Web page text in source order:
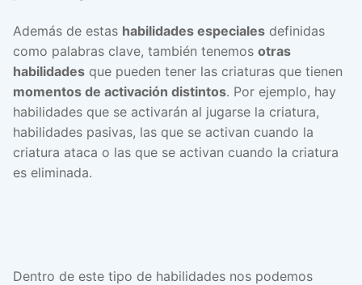
Además de estas habilidades especiales definidas
como palabras clave, también tenemos otras
habilidades que pueden tener las criaturas que tienen
momentos de activación distintos. Por ejemplo, hay
habilidades que se activarán al jugarse la criatura,
habilidades pasivas, las que se activan cuando la
criatura ataca o las que se activan cuando la criatura
es eliminada.
Dentro de este tipo de habilidades nos podemos